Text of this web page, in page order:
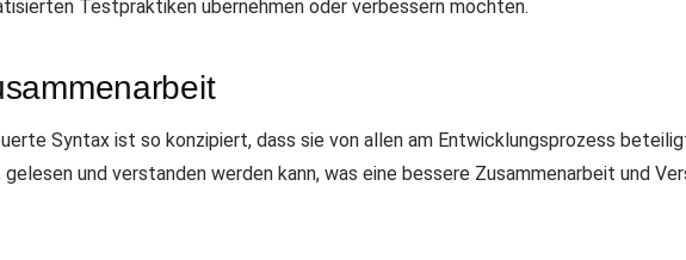
Testpraktiken übernehmen oder verbessern möchten.
Syntax ist so konzipiert, dass sie von allen am Entwicklungsprozess
und verstanden werden kann, was eine bessere Zusammenarbeit und